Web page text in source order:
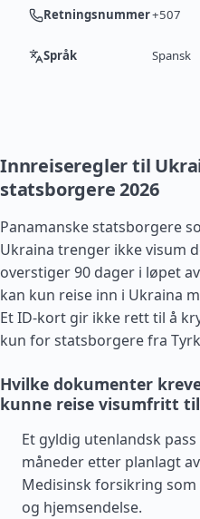
Retningsnummer+507
Språk Spansk
Innreiseregler til
statsborgere 2026
Panamanske statsborgere
Ukraina trenger ikke visum
overstiger 90 dager i løpet
kan kun reise inn i Ukraina
Et ID-kort gir ikke rett til å
kun for statsborgere fra
Hvilke dokumenter
kunne reise visumfritt
Et gyldig utenlandsk
måneder etter planlagt
Medisinsk forsikring
og hjemsendelse.